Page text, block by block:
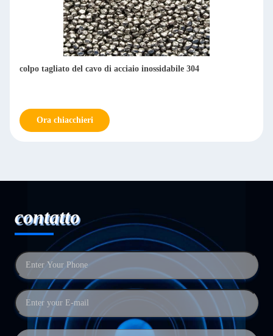
colpo tagliato del cavo di acciaio inossidabile 304
Ora chiacchieri
contatto